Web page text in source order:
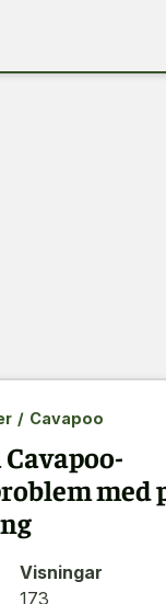
/ Cavapoo
med
Visningar
173